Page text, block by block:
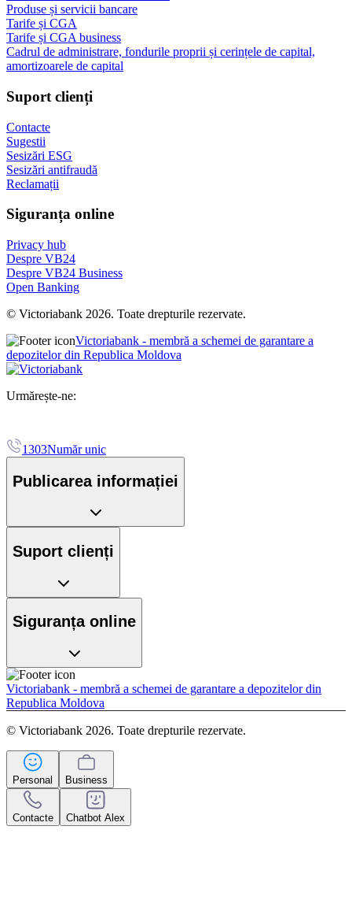
Produse și servicii bancare
Tarife și CGA
Tarife și CGA business
Cadrul de administrare, fondurile proprii și cerințele de capital,
amortizoarele de capital
Suport clienți
Contacte
Sugestii
Sesizări ESG
Sesizări antifraudă
Reclamații
Siguranța online
Privacy hub
Despre VB24
Despre VB24 Business
Open Banking
© Victoriabank 2026. Toate drepturile rezervate.
Victoriabank - membră a schemei de garantare a
depozitelor din Republica Moldova
Urmărește-ne:
1303Număr unic
Publicarea informației
Suport clienți
Siguranța online
Victoriabank - membră a schemei de garantare a depozitelor din
Republica Moldova
© Victoriabank 2026. Toate drepturile rezervate.
Personal Business
Contacte Chatbot Alex